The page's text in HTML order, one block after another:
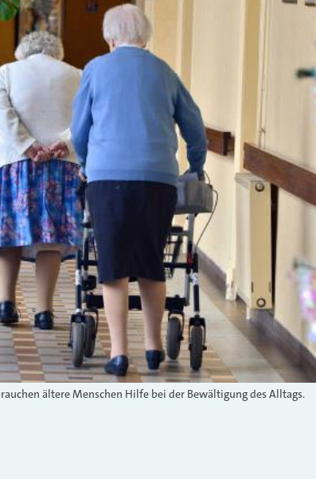
ältere Menschen Hilfe bei der Bewältigung des Alltags.